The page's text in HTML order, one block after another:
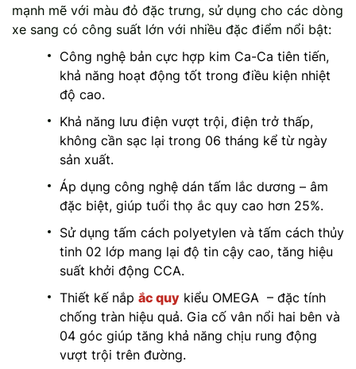
mạnh mẽ với màu đỏ đặc trưng, sử dụng cho các dòng
xe sang có công suất lớn với nhiều đặc điểm nổi bật:
Công nghệ bản cực hợp kim Ca-Ca tiên tiến,
khả năng hoạt động tốt trong điều kiện nhiệt
độ cao.
Khả năng lưu điện vượt trội, điện trở thấp,
không cần sạc lại trong 06 tháng kể từ ngày
sản xuất.
Áp dụng công nghệ dán tấm lắc dương – âm
đặc biệt, giúp tuổi thọ ắc quy cao hơn 25%.
Sử dụng tấm cách polyetylen và tấm cách thủy
tinh 02 lớp mang lại độ tin cậy cao, tăng hiệu
suất khởi động CCA.
Thiết kế nắp ắc quy kiểu OMEGA – đặc tính
chống tràn hiệu quả. Gia cố vân nổi hai bên và
04 góc giúp tăng khả năng chịu rung động
vượt trội trên đường.